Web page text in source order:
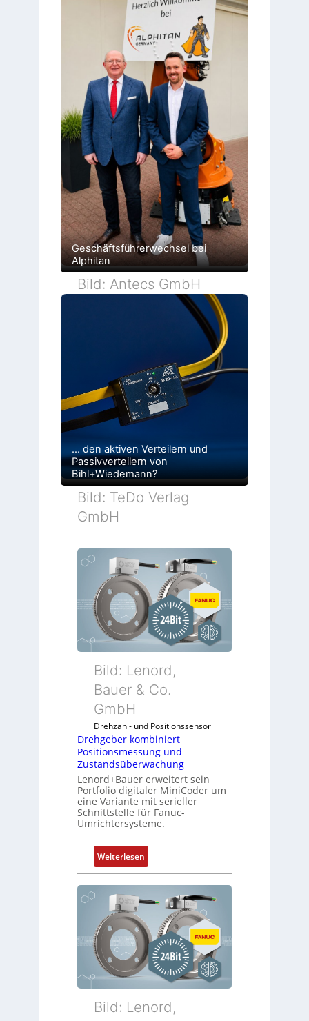
Geschäftsführerwechsel bei
Alphitan
Bild: Antecs GmbH
… den aktiven Verteilern und
Passivverteilern von
Bihl+Wiedemann?
Bild: TeDo Verlag
GmbH
Bild: Lenord,
Bauer & Co.
GmbH
Drehzahl- und Positionssensor
Drehgeber kombiniert
Positionsmessung und
Zustandsüberwachung
Lenord+Bauer erweitert sein
Portfolio digitaler MiniCoder um
eine Variante mit serieller
Schnittstelle für Fanuc-
Umrichtersysteme.
Weiterlesen:
D
r
e
g
e
b
e
r
o
Bild: Lenord,